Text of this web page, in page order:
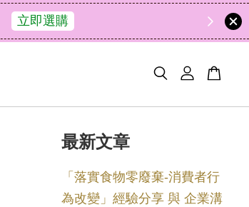
28
秒
最新文章
「落實食物零廢棄-消費者行
為改變」經驗分享 與 企業溝